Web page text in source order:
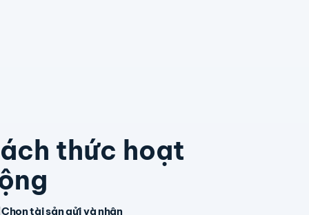
thức hoạt
Chọn tài sản gửi và nhận